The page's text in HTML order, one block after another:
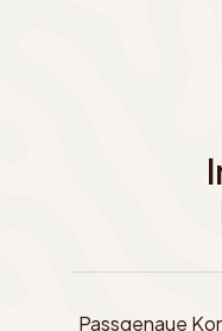
Passgenaue